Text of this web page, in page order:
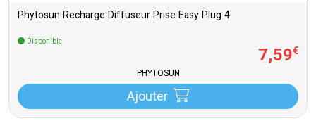
Phytosun Recharge Diffuseur Prise Easy Plug 4
Disponible
7,59€
PHYTOSUN
Ajouter